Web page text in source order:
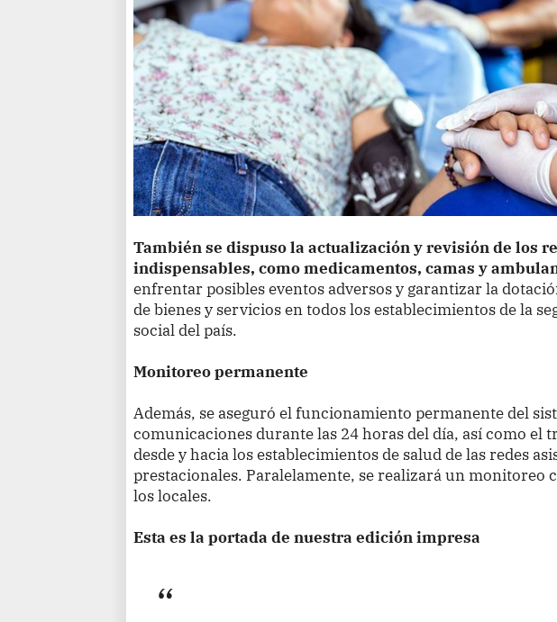
También se dispuso la actualización y revisión de los
indispensables, como medicamentos, camas y
enfrentar posibles eventos adversos y garantizar la
de bienes y servicios en todos los establecimientos de la
social del país.
Monitoreo permanente
Además, se aseguró el funcionamiento permanente del
comunicaciones durante las 24 horas del día, así como el
desde y hacia los establecimientos de salud de las redes
prestacionales. Paralelamente, se realizará un monitoreo
los locales.
Esta es la portada de nuestra edición impresa